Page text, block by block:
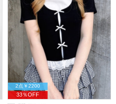
2点￥2200
33％OFF